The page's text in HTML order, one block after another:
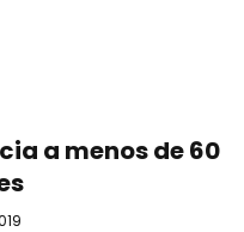
a menos de 60